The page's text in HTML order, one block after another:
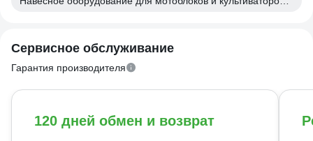
Сервисное обслуживание
Гарантия производителя
120 дней обмен и возврат